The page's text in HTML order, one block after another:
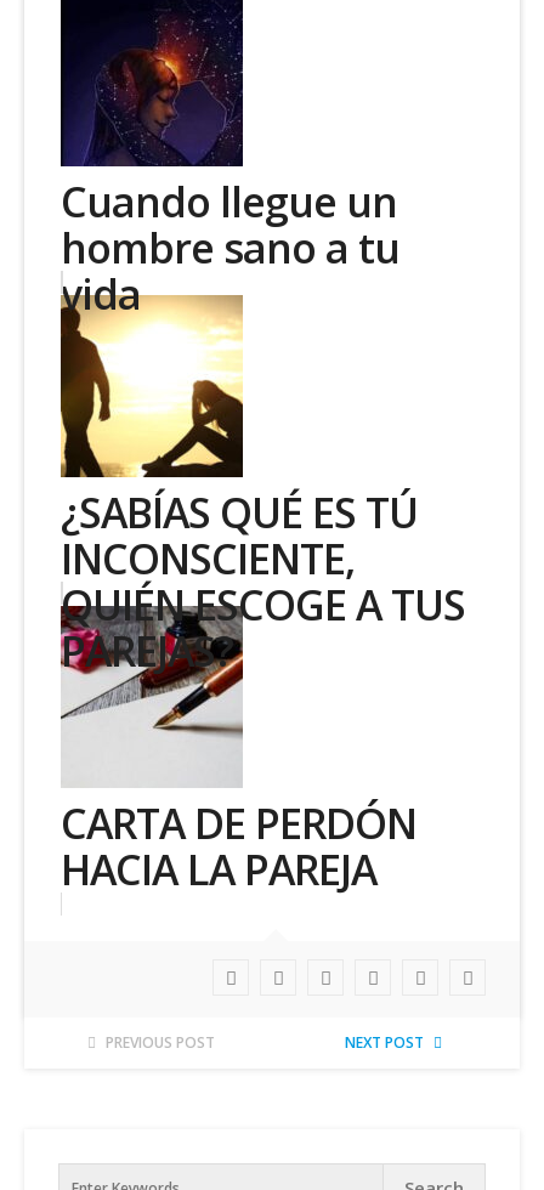
Cuando llegue un
hombre sano a tu
vida
¿SABÍAS QUÉ ES TÚ
INCONSCIENTE,
QUIÉN ESCOGE A TUS
PAREJAS?
CARTA DE PERDÓN
HACIA LA PAREJA
PREVIOUS POST NEXT POST